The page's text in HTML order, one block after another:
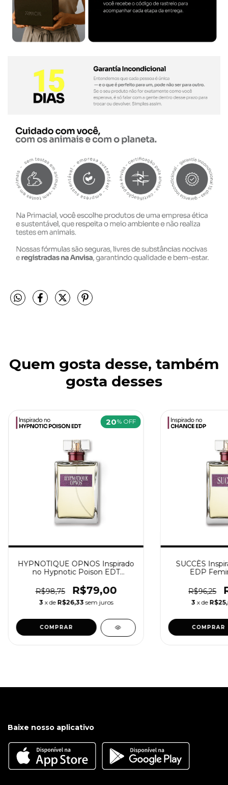
Quem gosta desse, também
gosta desses
20% OFF
HYPNOTIQUE OPNOS Inspirado
no Hypnotic Poison EDT
R$98,75
R$79,00
3 x de R$26,33 sem juros
COMPRAR
SUCCÈS
EDP
R$96,25
3 x de
COMPRAR
Baixe nosso aplicativo